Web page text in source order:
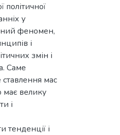
політичної
у
феномен,
і
змін і
Саме
ставлення мас
має велику
і
тенденції і